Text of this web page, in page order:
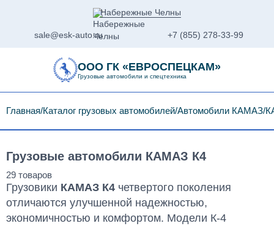
Набережные Челны
sale@esk-auto.ru +7 (855) 278-33-99
ООО ГК «ЕВРОСПЕЦКАМ»
Грузовые автомобили и спецтехника
Главная Каталог грузовых автомобилей Автомобили КАМАЗ
Грузовые автомобили КАМАЗ К4
Грузовики КАМАЗ К4 четвертого поколения
отличаются улучшенной надежностью,
экономичностью и комфортом. Модели К-4